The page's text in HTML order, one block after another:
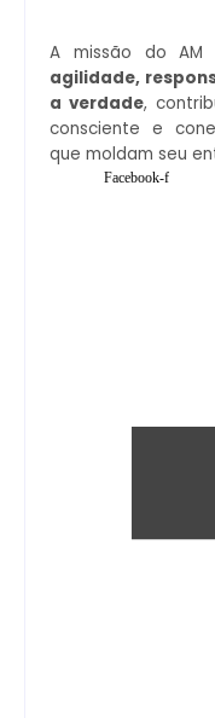
A missão do AM
agilidade,
a verdade,
consciente e
que moldam seu
Facebook-f